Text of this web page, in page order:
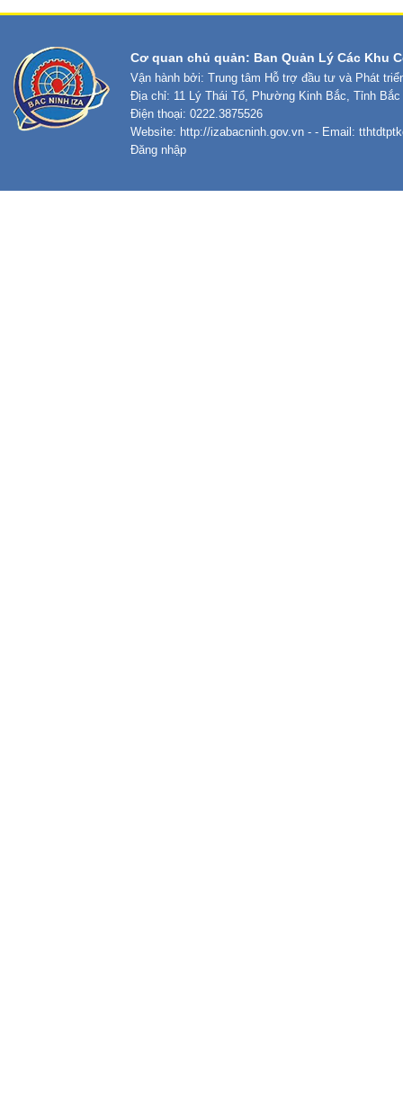
Cơ quan chủ quản: Ban Quản Lý Các Khu
Vận hành bởi: Trung tâm Hỗ trợ đầu tư và Phát
Địa chỉ: 11 Lý Thái Tổ, Phường Kinh Bắc, Tỉnh Bắc
Điện thoại: 0222.3875526
Website: http://izabacninh.gov.vn - - Email:
Đăng nhập